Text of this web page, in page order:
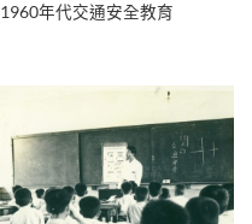
1960年代交通安全教育